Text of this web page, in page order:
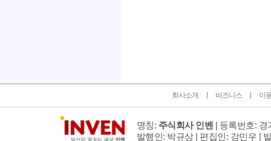
회사소개 비즈니스 이
명칭: 주식회사 인벤 | 등록번호: 경
발행인: 박규상 | 편집인: 강민우 |